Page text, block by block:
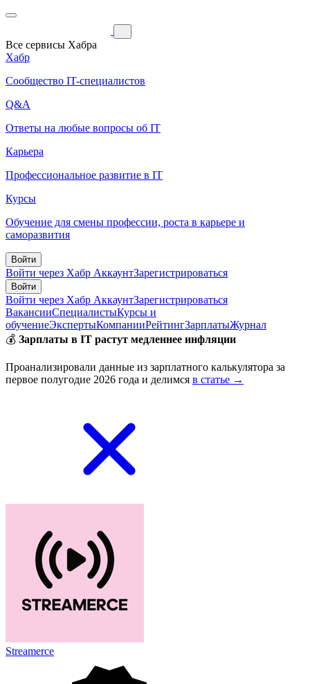
Все сервисы Хабра
Хабр
Сообщество IT-специалистов
Q&A
Ответы на любые вопросы об IT
Карьера
Профессиональное развитие в IT
Курсы
Обучение для смены профессии, роста в карьере и
саморазвития
Войти
Войти через Хабр АккаунтЗарегистрироваться
Войти
Войти через Хабр АккаунтЗарегистрироваться
ВакансииСпециалистыКурсы и
обучениеЭкспертыКомпанииРейтингЗарплатыЖурнал
💰 Зарплаты в IT растут медленнее инфляции
Проанализировали данные из зарплатного калькулятора за
первое полугодие 2026 года и делимся в статье →
Streamerce